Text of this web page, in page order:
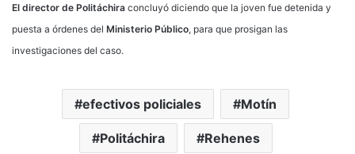
El director de Politáchira concluyó diciendo que la joven fue detenida y
puesta a órdenes del Ministerio Público, para que prosigan las
investigaciones del caso.
efectivos policiales Motín
Politáchira Rehenes